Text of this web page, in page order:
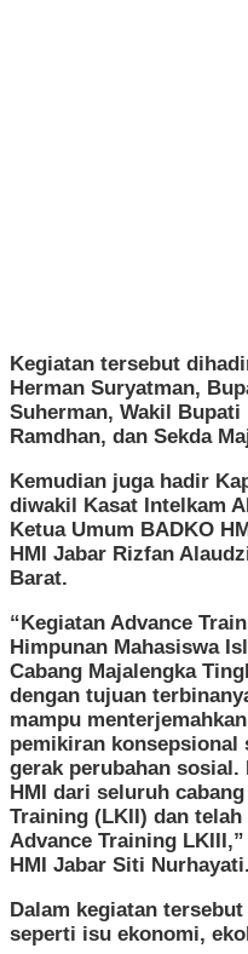
Kegiatan tersebut
Herman Suryatman,
Suherman, Wakil Bupati
Ramdhan, dan Sekda
Kemudian juga hadir
diwakil Kasat Intelkam
Ketua Umum BADKO
HMI Jabar Rizfan
Barat.
“Kegiatan Advance
Himpunan Mahasiswa
Cabang Majalengka
dengan tujuan
mampu
pemikiran konsepsional
gerak perubahan
HMI dari seluruh
Training (LKII) dan
Advance Training
HMI Jabar Siti Nurhayati.
Dalam kegiatan
seperti isu ekonomi,